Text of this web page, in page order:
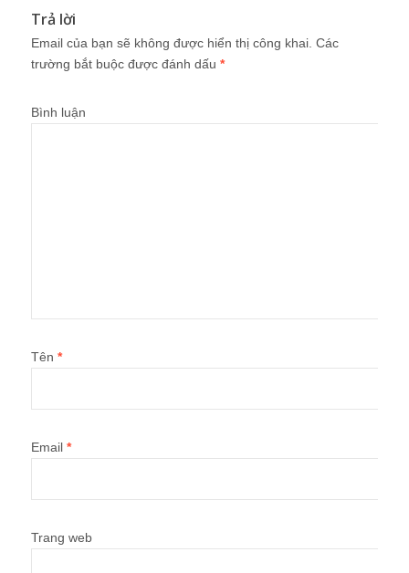
Trả lời
Email của bạn sẽ không được hiển thị công khai. Các
trường bắt buộc được đánh dấu *
Bình luận
Tên *
Email *
Trang web